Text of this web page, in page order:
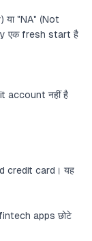
या "NA" (Not
एक fresh start है
account नहीं है
credit card। यह
apps छोटे